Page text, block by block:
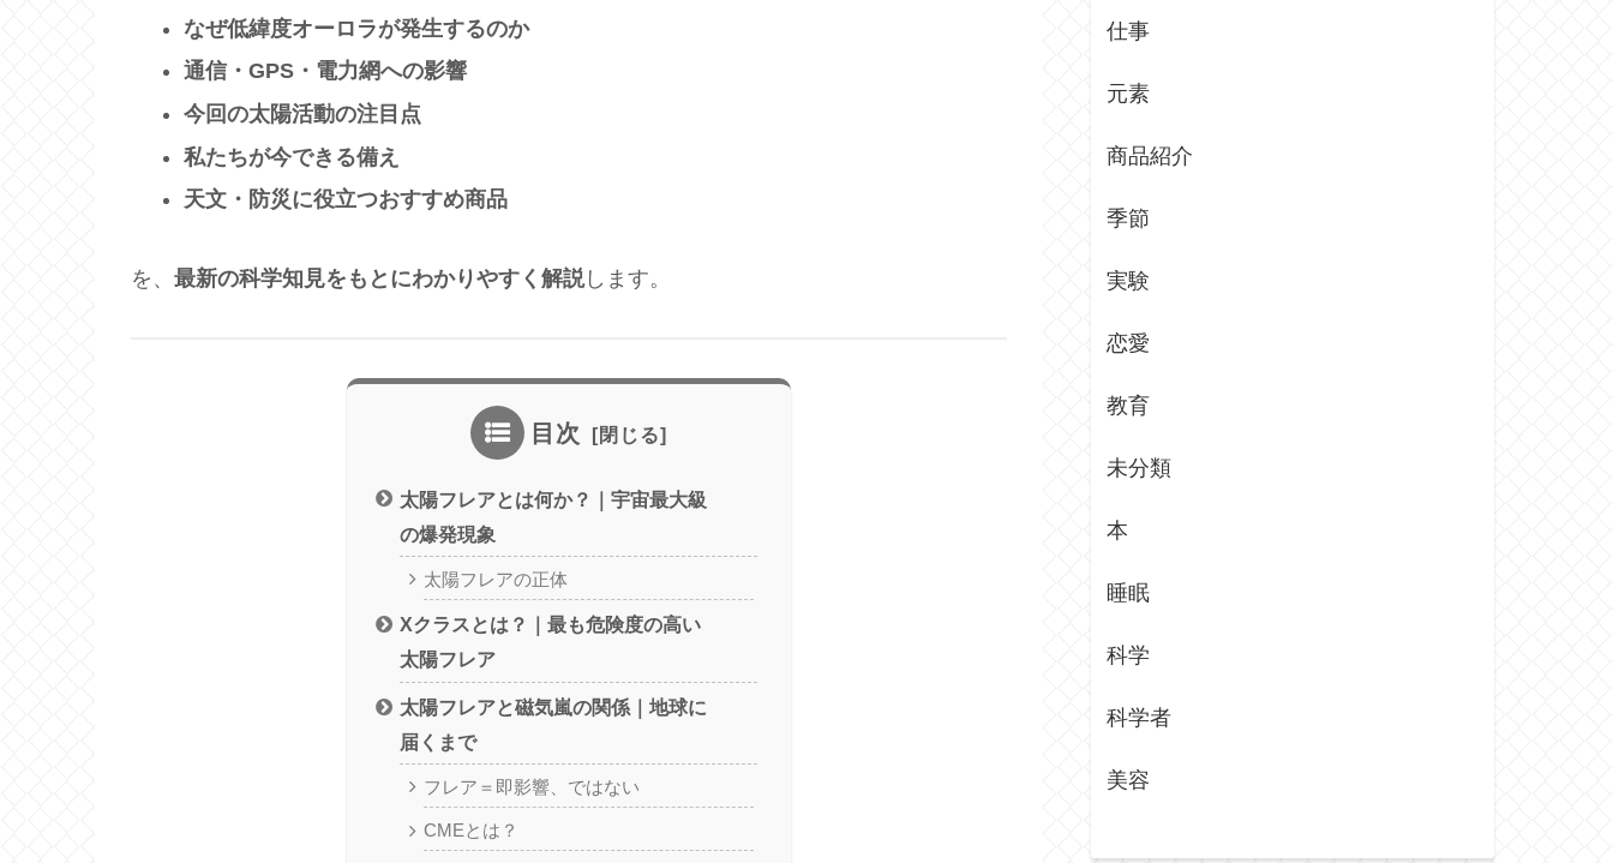
なぜ低緯度オーロラが発生するのか
通信・GPS・電力網への影響
今回の太陽活動の注目点
私たちが今できる備え
天文・防災に役立つおすすめ商品
を、 最新の科学知見をもとにわかりやすく解説します。
目次
太陽フレアとは何か？｜宇宙最大級
の爆発現象
太陽フレアの正体
Xクラスとは？｜最も危険度の高い
太陽フレア
太陽フレアと磁気嵐の関係｜地球に
届くまで
フレア＝即影響、ではない
CMEとは？
仕事
元素
商品紹介
季節
実験
恋愛
教育
未分類
本
睡眠
科学
科学者
美容